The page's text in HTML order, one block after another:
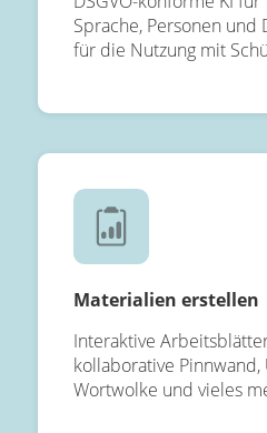
Sprache, Personen und
für die Nutzung mit
Materialien erstellen
Interaktive
kollaborative Pinnwand,
Wortwolke und vieles